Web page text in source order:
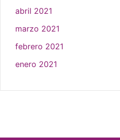
abril 2021
marzo 2021
febrero 2021
enero 2021